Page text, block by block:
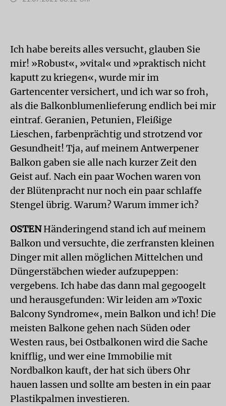
Ich habe bereits alles versucht, glauben Sie
mir! »Robust«, »vital« und »praktisch nicht
kaputt zu kriegen«, wurde mir im
Gartencenter versichert, und ich war so froh,
als die Balkonblumenlieferung endlich bei mir
eintraf. Geranien, Petunien, Fleißige
Lieschen, farbenprächtig und strotzend vor
Gesundheit! Tja, auf meinem Antwerpener
Balkon gaben sie alle nach kurzer Zeit den
Geist auf. Nach ein paar Wochen waren von
der Blütenpracht nur noch ein paar schlaffe
Stengel übrig. Warum? Warum immer ich?
OSTENHänderingend stand ich auf meinem
Balkon und versuchte, die zerfransten kleinen
Dinger mit allen möglichen Mittelchen und
Düngerstäbchen wieder aufzupeppen:
vergebens. Ich habe das dann mal gegoogelt
und herausgefunden: Wir leiden am »Toxic
Balcony Syndrome«, mein Balkon und ich! Die
meisten Balkone gehen nach Süden oder
Westen raus, bei Ostbalkonen wird die Sache
knifflig, und wer eine Immobilie mit
Nordbalkon kauft, der hat sich übers Ohr
hauen lassen und sollte am besten in ein paar
Plastikpalmen investieren.